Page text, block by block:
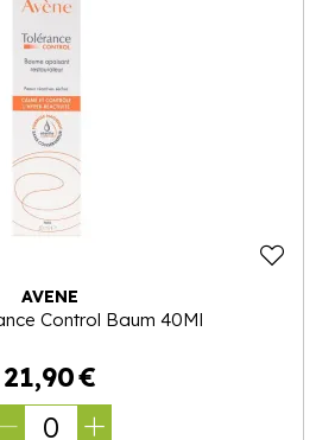
AVENE
Control Baum 40Ml
21,90€
0